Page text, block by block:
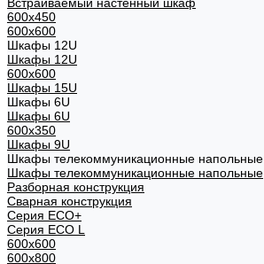
600x450
600x600
Шкафы 12U
Шкафы 12U
600x600
Шкафы 15U
Шкафы 6U
Шкафы 6U
600x350
Шкафы 9U
Шкафы телекоммуникационные напольные
Шкафы телекоммуникационные напольные
Разборная конструкция
Сварная конструкция
Серия ECO+
Серия ECO L
600x600
600x800